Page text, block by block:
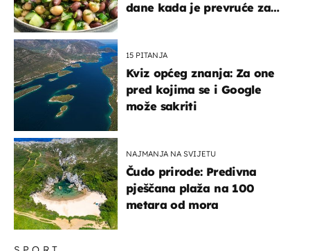
dane kada je prevruće za
15 PITANJA
Kviz općeg znanja: Za one
pred kojima se i Google
može sakriti
NAJMANJA NA SVIJETU
Čudo prirode: Predivna
pješčana plaža na 100
metara od mora